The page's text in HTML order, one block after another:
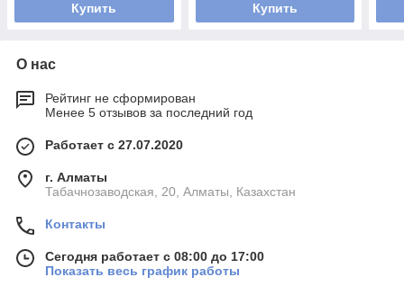
Купить Купить
О нас
Рейтинг не сформирован
Менее 5 отзывов за последний год
Работает с 27.07.2020
г. Алматы
Табачнозаводская, 20, Алматы, Казахстан
Контакты
Сегодня работает с 08:00 до 17:00
Показать весь график работы